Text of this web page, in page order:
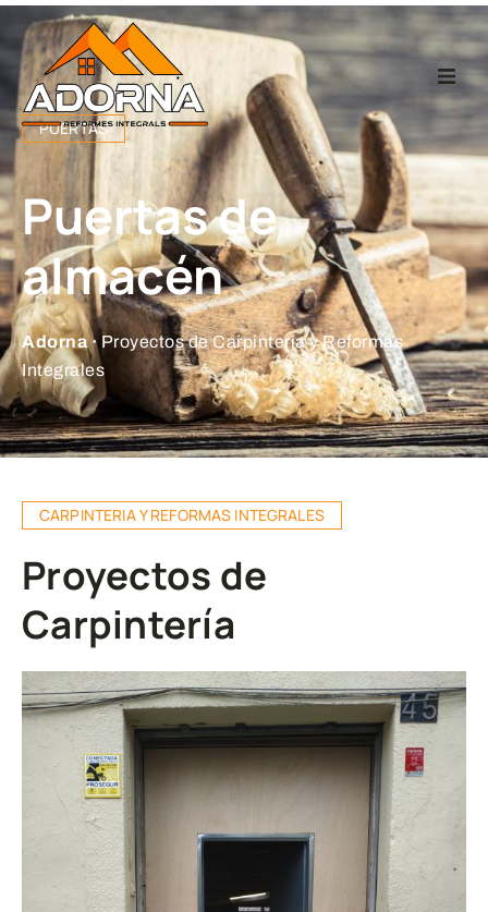
Home
Carpintería
Reformas
Proyectos
Empresa
Contacto
PUERTAS
Puertas de
almacén
Adorna ·Proyectos de Carpintería y Reformas
Integrales
CARPINTERIA Y REFORMAS INTEGRALES
Proyectos de
Carpintería